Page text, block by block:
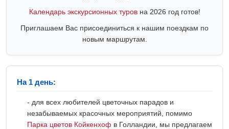
Календарь экскурсионных туровна 2026 год готов!
Приглашаем Вас присоединиться к нашим поездкам по
новым маршрутам.
На 1 день:
- для всех любителей цветочных парадов и
незабываемых красочных мероприятий, помимо
Парка цветов Койкенхоф в Голландии, мы предлагаем